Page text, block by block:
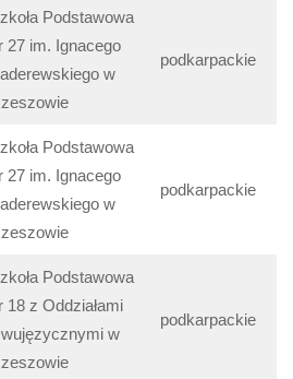
Podstawowa
27 im. Ignacego
w
podkarpackie
Podstawowa
27 im. Ignacego
w
podkarpackie
Podstawowa
18 z Oddziałami
w
podkarpackie